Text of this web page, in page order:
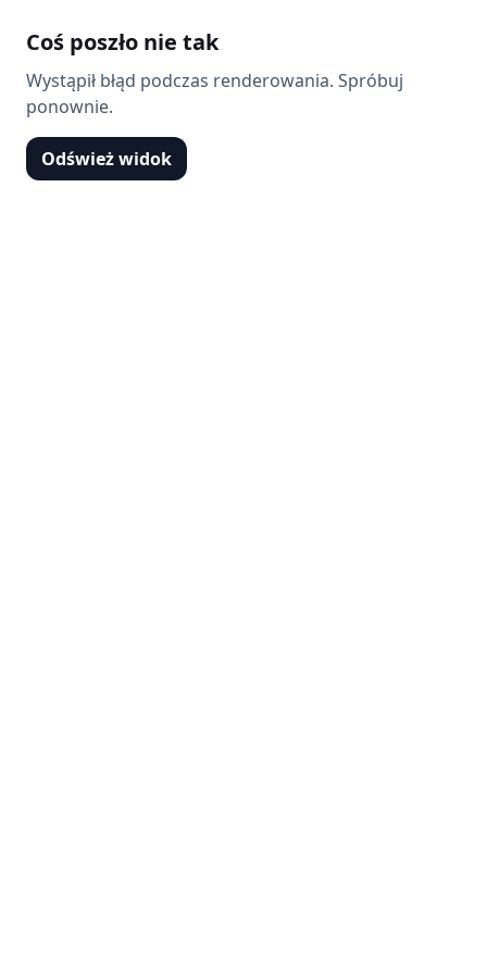
Coś poszło nie tak
Wystąpił błąd podczas renderowania. Spróbuj
ponownie.
Odśwież widok